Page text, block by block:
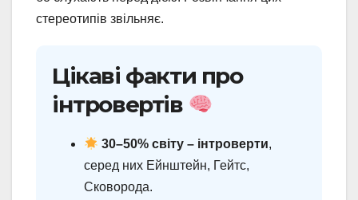
стереотипів звільняє.
Цікаві факти про
інтровертів
30–50% світу – інтроверти,
серед них Ейнштейн, Гейтс,
Сковорода.